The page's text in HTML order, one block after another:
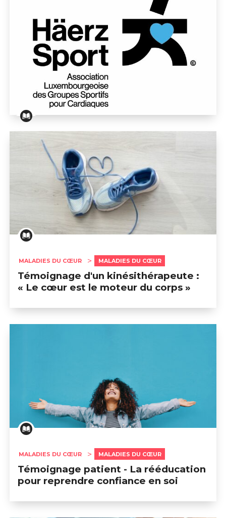
L’ALGSC : l’activité physique adaptée au cœur de la
MALADIES DU CŒUR MALADIES DU CŒUR
Témoignage d'un kinésithérapeute :
« Le cœur est le moteur du corps »
MALADIES DU CŒUR MALADIES DU CŒUR
Témoignage patient - La rééducation
pour reprendre confiance en soi